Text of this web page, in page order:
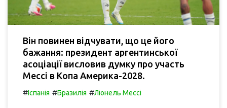
Він повинен відчувати, що це його
бажання: президент аргентинської
асоціації висловив думку про участь
Мессі в Копа Америка-2028.
#Іспанія #Бразилія #Ліонель Мессі